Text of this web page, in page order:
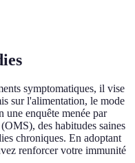
symptomatiques, il vise
sur l'alimentation, le mode
une enquête menée par
(OMS), des habitudes saines
chroniques. En adoptant
renforcer votre immunité